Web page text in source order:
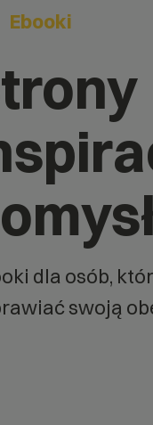
Ebooki
dla osób,
swoją